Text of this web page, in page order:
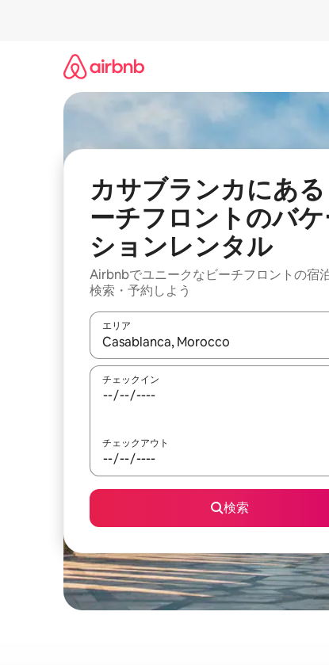
カサブランカにあ
ーチフロントのバ
ションレンタル
Airbnbでユニークなビーチフロントの宿
検索・予約しよう
エリア
検索結果が表示されたら、上下の矢印キー
チェックイン
チェックアウト
検索